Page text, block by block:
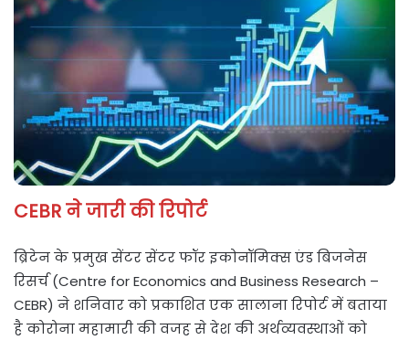
CEBR ने जारी की रिपोर्ट
ब्रिटेन के प्रमुख सेंटर सेंटर फॉर इकोनॉमिक्स एंड बिजनेस
रिसर्च (Centre for Economics and Business Research –
CEBR) ने शनिवार को प्रकाशित एक सालाना रिपोर्ट में बताया
है कोरोना महामारी की वजह से देश की अर्थव्यवस्थाओं को